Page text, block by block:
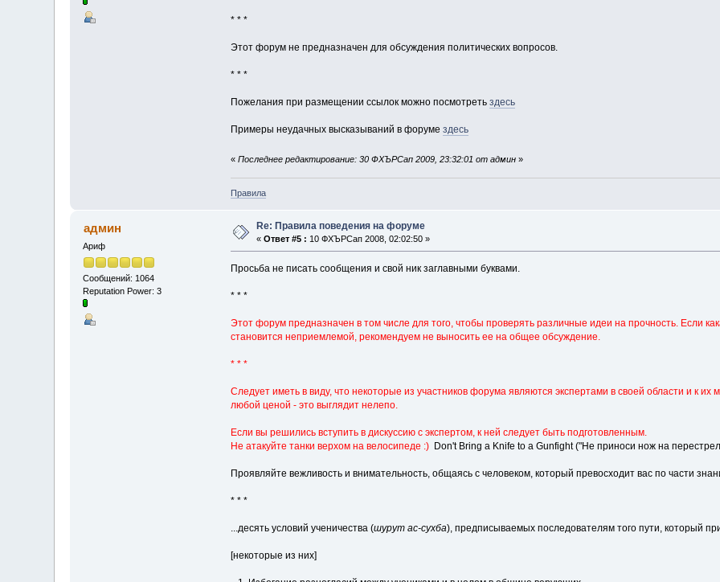
* * *
Этот форум не предназначен для обсуждения политических вопросов.
* * *
Пожелания при размещении ссылок можно посмотреть здесь
Примеры неудачных высказываний в форуме здесь
« Последнее редактирование: 30 ФХЪРСап 2009, 23:32:01 от админ»
Правила
админ
Ариф
Сообщений: 1064
Reputation Power: 3
Re: Правила поведения на форуме
«Ответ #5 : 10 ФХЪРСап 2008, 02:02:50 »
Просьба не писать сообщения и свой ник заглавными буквами.
* * *
Этот форум предназначен в том числе для того, чтобы проверять различные идеи на прочность. Если
становится неприемлемой, рекомендуем не выносить ее на общее обсуждение.
* * *
Следует иметь в виду, что некоторые из участников форума являются экспертами в своей области и к
любой ценой - это выглядит нелепо.
Если вы решились вступить в дискуссию с экспертом, к ней следует быть подготовленным.
Не атакуйте танки верхом на велосипеде :) Don't Bring a Knife to a Gunfight ("Не приноси нож на
Проявляйте вежливость и внимательность, общаясь с человеком, который превосходит вас по части
* * *
...десять условий ученичества (шурут ас-сухба), предписываемых последователям того пути, который
[некоторые из них]